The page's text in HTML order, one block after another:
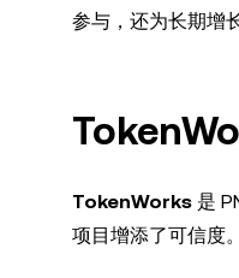
参与，还为长期增
TokenWorks 是
项目增添了可信度